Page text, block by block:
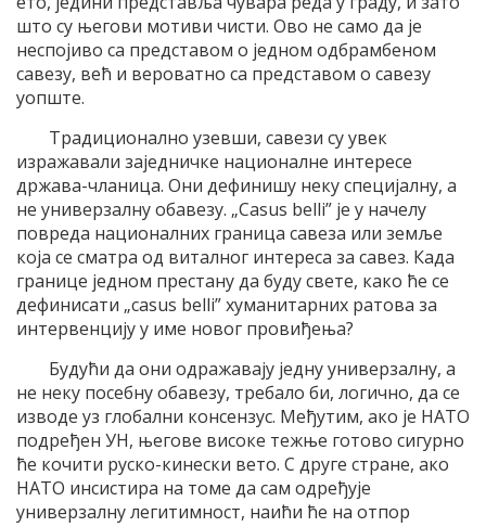
што су његови мотиви чисти. Ово не само да је
неспојиво са представом о једном одбрамбеном
савезу, већ и вероватно са представом о савезу
уопште.
Традиционално узевши, савези су увек
изражавали заједничке националне интересе
држава-чланица. Они дефинишу неку специјалну, а
не универзалну обавезу. „Casus belli” је у начелу
повреда националних граница савеза или земље
која се сматра од виталног интереса за савез. Када
границе једном престану да буду свете, како ће се
дефинисати „casus belli” хуманитарних ратова за
интервенцију у име новог провиђења?
Будући да они одражавају једну универзалну, а
не неку посебну обавезу, требало би, логично, да се
изводе уз глобални консензус. Међутим, ако је НАТО
подређен УН, његове високе тежње готово сигурно
ће кочити руско-кинески вето. С друге стране, ако
НАТО инсистира на томе да сам одређује
универзалну легитимност, наићи ће на отпор